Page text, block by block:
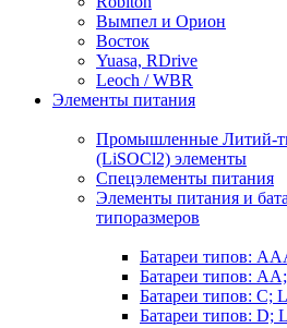
Вымпел и Орион
Восток
Yuasa, RDrive
Leoch / WBR
Элементы питания
Промышленные Литий-
(LiSOCl2) элементы
Спецэлементы питания
Элементы питания и
типоразмеров
Батареи типов:
Батареи типов:
Батареи типов: C;
Батареи типов: D;